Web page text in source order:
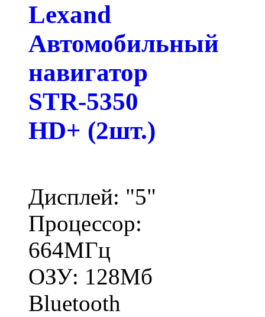
Lexand
Автомобильный
навигатор
STR-5350
HD+ (2шт.)
Дисплей: "5"
Процессор:
664МГц
ОЗУ: 128Мб
Bluetooth